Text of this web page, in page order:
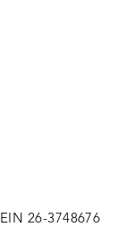
EIN 26-3748676